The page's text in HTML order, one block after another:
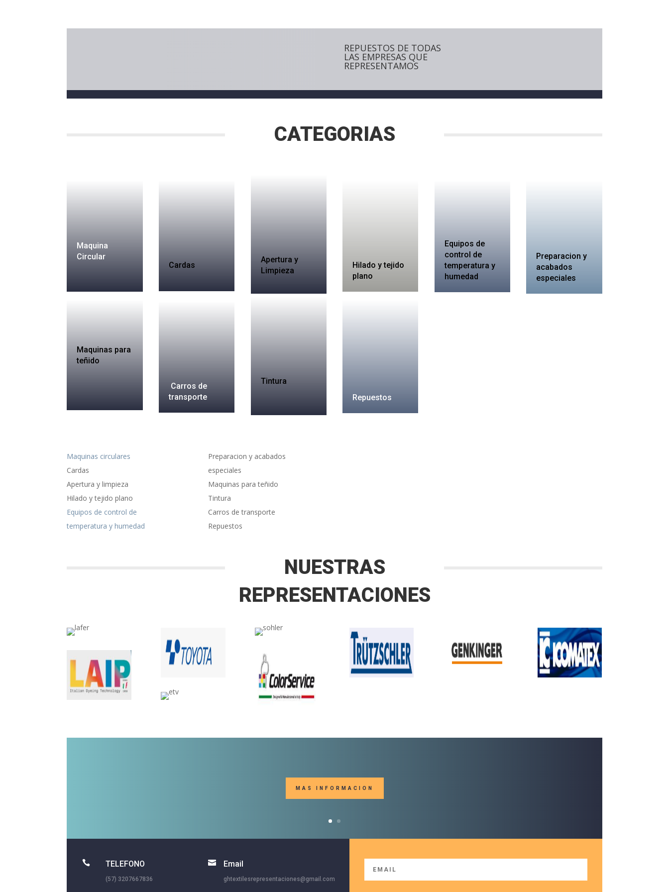
REPUESTOS DE TODAS
LAS EMPRESAS QUE
REPRESENTAMOS
CATEGORIAS
Maquina
Circular
Maquinas para
teñido
Cardas
Carros de
transporte
Apertura y
Limpieza
Tintura
Hilado y tejido
plano
Repuestos
Equipos de
control de
temperatura y
humedad
Preparacion y
acabados
especiales
Maquinas circulares
Cardas
Apertura y limpieza
Hilado y tejido plano
Equipos de control de
temperatura y humedad
Preparacion y acabados
especiales
Maquinas para teñido
Tintura
Carros de transporte
Repuestos
NUESTRAS
REPRESENTACIONES
MAS INFORMACION
 TELEFONO
(57) 3207667836
 Email
ghtextilesrepresentaciones@gmail.com